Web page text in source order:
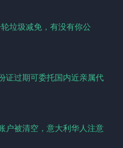
垃圾减免，有没有你公
证过期可委托国内近亲属代
户被清空，意大利华人注意